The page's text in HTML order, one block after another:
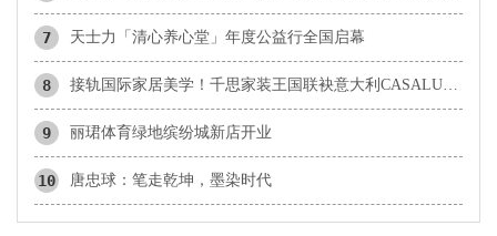
7 天士力「清心养心堂」年度公益行全国启幕
8 接轨国际家居美学！千思家装王国联袂意大利CASALUME 构筑软装全案交付新标杆
9 丽珺体育绿地缤纷城新店开业
10 唐忠球：笔走乾坤，墨染时代